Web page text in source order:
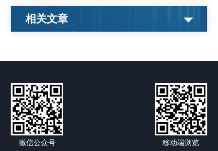
相关文章
微信公众号 移动端浏览